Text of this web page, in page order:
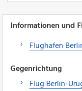
Informationen und
Flughafen
Gegenrichtung
Flug Berlin-